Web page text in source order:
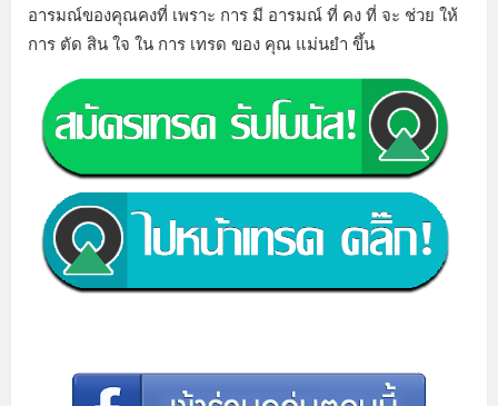
อารมณ์ของคุณคงที่ เพราะ การ มี อารมณ์ ที่ คง ที่ จะ ช่วย ให้
การ ตัด สิน ใจ ใน การ เทรด ของ คุณ แม่นยำ ขึ้น